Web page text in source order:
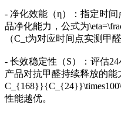
- 净化效能（η）：指定时
品净化能力，公式为
（C_t为对应时间点实测甲
- 长效稳定性（S）：评估
产品对抗甲醛持续释放的
性能越优。